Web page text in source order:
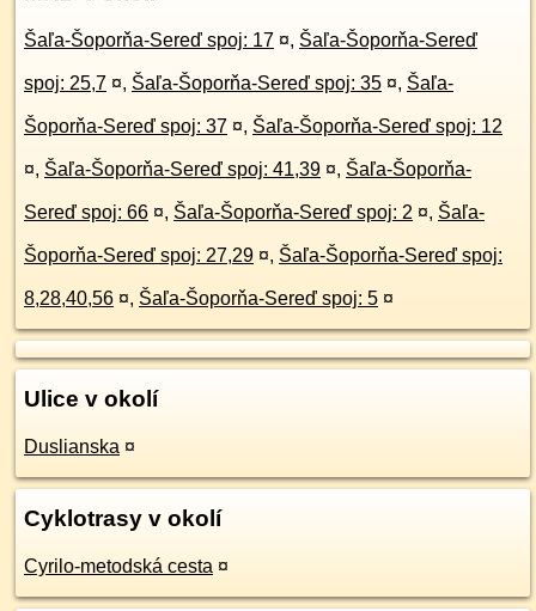
Šaľa-Šoporňa-Sereď spoj: 17 ¤, Šaľa-Šoporňa-Sereď
spoj: 25,7 ¤, Šaľa-Šoporňa-Sereď spoj: 35 ¤, Šaľa-
Šoporňa-Sereď spoj: 37 ¤, Šaľa-Šoporňa-Sereď spoj: 12
¤, Šaľa-Šoporňa-Sereď spoj: 41,39 ¤, Šaľa-Šoporňa-
Sereď spoj: 66 ¤, Šaľa-Šoporňa-Sereď spoj: 2 ¤, Šaľa-
Šoporňa-Sereď spoj: 27,29 ¤, Šaľa-Šoporňa-Sereď spoj:
8,28,40,56 ¤, Šaľa-Šoporňa-Sereď spoj: 5 ¤
Ulice v okolí
Duslianska ¤
Cyklotrasy v okolí
Cyrilo-metodská cesta ¤